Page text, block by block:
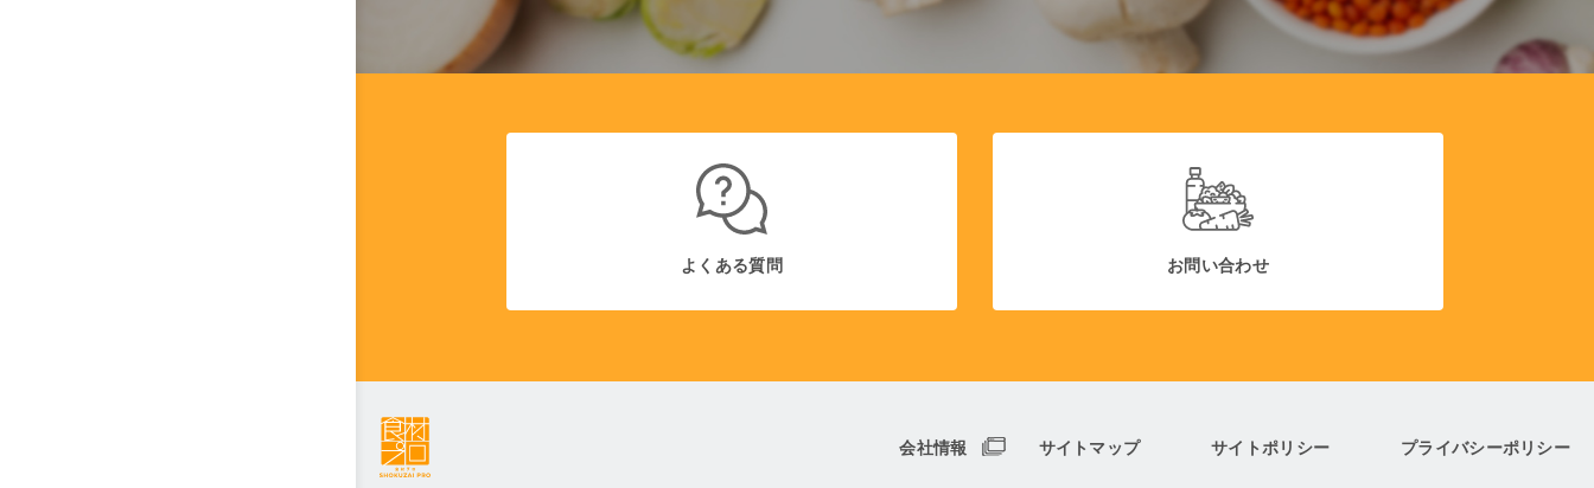
よくある質問 お問い合わせ
会社情報 サイトマップ サイトポリシー プライバシーポリシー